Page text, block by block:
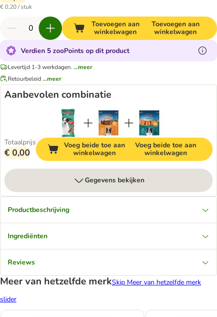
€ 0,20 / stuk
Toevoegen aan
winkelwagen
Toevoegen aan
winkelwagen
Verdien 5 zooPoints op dit product
Levertijd 1-3 werkdagen. ...meer
Retourbeleid ...meer
Aanbevolen combinatie
Totaalprijs
€ 0,00
Voeg beide toe aan
winkelwagen
Voeg beide toe aan
winkelwagen
Gegevens bekijken
Productbeschrijving
Ingrediënten
Reviews
Meer van hetzelfde merkSkip Meer van hetzelfde merk
slider